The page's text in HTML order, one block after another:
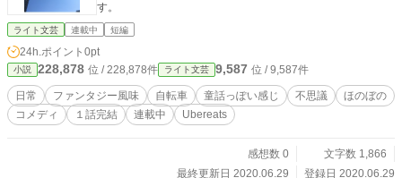
す。
ライト文芸 連載中 短編
24h.ポイント 0pt
小説 228,878 位 / 228,878件 ライト文芸 9,587 位 / 9,587件
日常 ファンタジー風味 自転車 童話っぽい感じ 不思議
ほのぼの
コメディ
１話完結 連載中 Ubereats
感想数 0
文字数 1,866
最終更新日 2020.06.29
登録日 2020.06.29